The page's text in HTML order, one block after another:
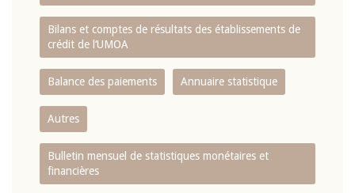
Bilans et comptes de résultats des établissements de
crédit de l‘UMOA
Balance des paiements Annuaire statistique
Autres
Bulletin mensuel de statistiques monétaires et
financières